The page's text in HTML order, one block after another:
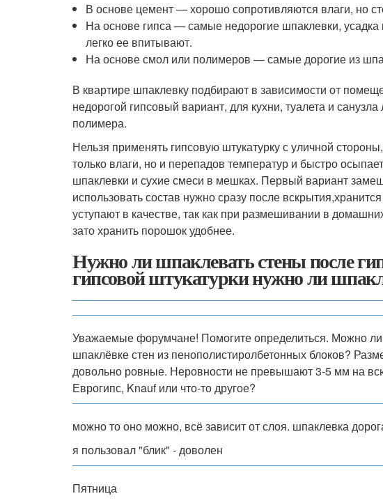
В основе цемент — хорошо сопротивляются влаги, но
На основе гипса — самые недорогие шпаклевки,
легко ее впитывают.
На основе смол или полимеров — самые дорогие из
В квартире шпаклевку подбирают в зависимости от
недорогой гипсовый вариант, для кухни, туалета и
полимера.
Нельзя применять гипсовую штукатурку с уличной
только влаги, но и перепадов температур и быстро
шпаклевки и сухие смеси в мешках. Первый вариант
использовать состав нужно сразу после
уступают в качестве, так как при размешивании в
зато хранить порошок удобнее.
Нужно ли шпаклевать стены после
гипсовой штукатурки нужно ли
Уважаемые форумчане! Помогите определиться. Можно ли
шпаклёвке стен из пенополистиролбетонных блоков?
довольно ровные. Неровности не превышают 3-5 мм на
Еврогипс, Knauf или что-то другое?
можно то оно можно, всё зависит от слоя. шпаклевка
я пользовал "блик" - доволен
Пятница